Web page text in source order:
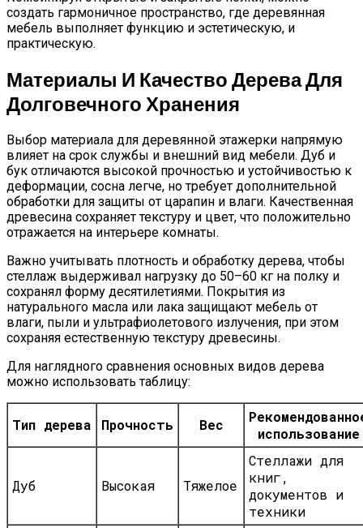
создать гармоничное пространство, где деревянная
мебель выполняет функцию и эстетическую, и
практическую.
Материалы И Качество Дерева Для
Долговечного Хранения
Выбор материала для деревянной этажерки напрямую
влияет на срок службы и внешний вид мебели. Дуб и
бук отличаются высокой прочностью и устойчивостью к
деформации, сосна легче, но требует дополнительной
обработки для защиты от царапин и влаги. Качественная
древесина сохраняет текстуру и цвет, что положительно
отражается на интерьере комнаты.
Важно учитывать плотность и обработку дерева, чтобы
стеллаж выдерживал нагрузку до 50–60 кг на полку и
сохранял форму десятилетиями. Покрытия из
натурального масла или лака защищают мебель от
влаги, пыли и ультрафиолетового излучения, при этом
сохраняя естественную текстуру древесины.
Для наглядного сравнения основных видов дерева
можно использовать таблицу:
Тип дерева Прочность Вес
использование
Дуб Высокая Тяжелое
Стеллажи для
книг,
документов и
техники